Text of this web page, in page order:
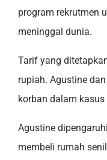
program rekrutmen
meninggal dunia.
Tarif yang
rupiah. Agustine
korban dalam kasus
Agustine
membeli rumah